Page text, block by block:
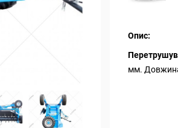
Опис:
мм.